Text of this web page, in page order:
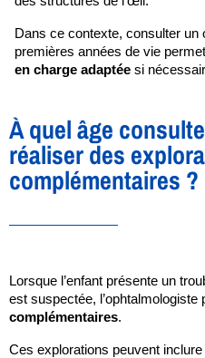
Dans ce contexte, consulter un
premières années de vie
en charge adaptée si
À quel âge
réaliser des
complémentaires ?
Lorsque l’enfant présente un
est suspectée, l’ophtalmologiste
complémentaires.
Ces explorations peuvent